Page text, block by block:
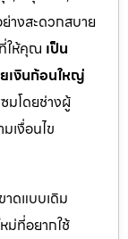
ย่างสะดวกสบาย
ให้คุณ เป็น
ยเงินก้อนใหญ่
มโดยช่างผู้
เงื่อนไข
ดแบบเดิม
ม่ที่อยากใช้